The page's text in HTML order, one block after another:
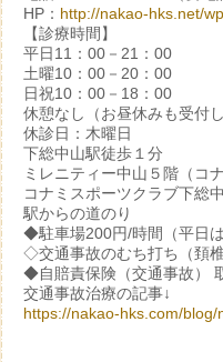
HP： http://nakao-hks.net/
【診療時間】
平日11：00－21：00
土曜10：00－20：00
日祝10：00－18：00
休憩なし（お昼休みも受付し
休診日：木曜日
下総中山駅徒歩１分
ミレニティー中山５階（コ
コナミスポーツクラブ下総
駅からの道のり
◆駐車場200円/時間（平日は
◇交通事故のむち打ち（頚
◆自賠責保険（交通事故）
交通事故治療の記事↓
https://nakao-hks.com/blog/